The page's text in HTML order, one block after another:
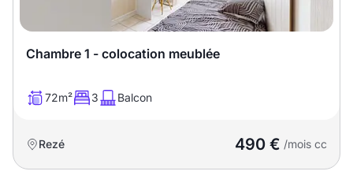
Chambre 1 - colocation meublée
72m² 3 Balcon
Rezé 490 € /mois cc